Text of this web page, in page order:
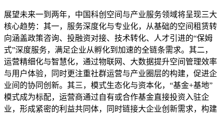
展望未来一到两年，中国科创空间与产业服务领域将呈现三大
核心趋势：其一，服务深度化与专业化，从基础的空间租赁转
向涵盖政策咨询、投融资对接、技术转化、人才引进的“保姆
式”深度服务，满足企业从孵化到加速的全链条需求。其二，
运营精细化与智慧化，通过物联网、大数据提升空间管理效率
与用户体验，同时更注重社群运营与产业圈层的构建，促进企
业间的协同创新。其三，模式生态化与资本化，“基金+基地”
模式成为标配，运营商通过自有或合作基金直接投资入驻企
业，形成紧密的利益共同体，同时链接大企业创新需求，构建